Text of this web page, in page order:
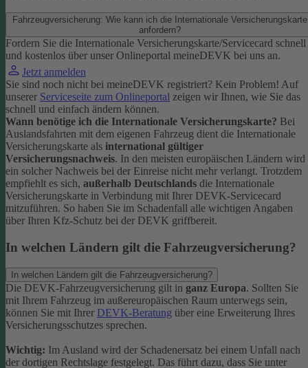
Fahrzeugversicherung: Wie kann ich die Internationale Versicherungskarte
anfordern?
Fordern Sie die Internationale Versicherungskarte/Servicecard schnell
und kostenlos über unser Onlineportal meineDEVK bei uns an.
Jetzt anmelden
Sie sind noch nicht bei meineDEVK registriert? Kein Problem! Auf
unserer Serviceseite zum Onlineportal zeigen wir Ihnen, wie Sie das
schnell und einfach ändern können.
Wann benötige ich die Internationale Versicherungskarte? Bei
Auslandsfahrten mit dem eigenen Fahrzeug dient die Internationale
Versicherungskarte als international gültiger
Versicherungsnachweis. In den meisten europäischen Ländern wird
ein solcher Nachweis bei der Einreise nicht mehr verlangt. Trotzdem
empfiehlt es sich, außerhalb Deutschlands die Internationale
Versicherungskarte in Verbindung mit Ihrer DEVK-Servicecard
mitzuführen. So haben Sie im Schadenfall alle wichtigen Angaben
über Ihren Kfz-Schutz bei der DEVK griffbereit.
In welchen Ländern gilt die Fahrzeugversicherung?
In welchen Ländern gilt die Fahrzeugversicherung?
Die DEVK-Fahrzeugversicherung gilt in ganz Europa. Sollten Sie
mit Ihrem Fahrzeug im außereuropäischen Raum unterwegs sein,
können Sie mit Ihrer DEVK-Beratung über eine Erweiterung Ihres
Versicherungsschutzes sprechen.
Wichtig: Im Ausland wird der Schadenersatz bei einem Unfall nach
der dortigen Rechtslage festgelegt. Das führt dazu, dass Sie unter